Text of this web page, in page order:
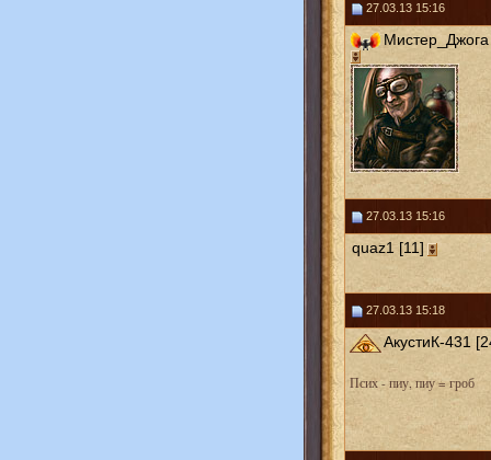
27.03.13 15:16
27.03.13 15:16
quaz1 [11]
27.03.13 15:18
АкустиК-431
Псих - пиу, пиу = гроб